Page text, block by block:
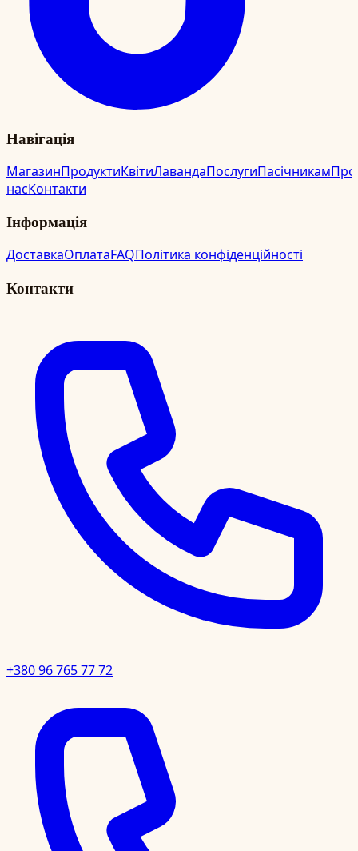
Навігація
МагазинПродуктиКвітиЛавандаПослугиПасічникамПро
насКонтакти
Інформація
ДоставкаОплатаFAQПолітика конфіденційності
Контакти
+380 96 765 77 72